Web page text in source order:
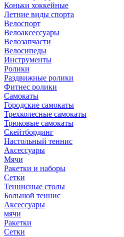
Коньки хоккейные
Летние виды спорта
Велоспорт
Велоаксессуары
Велозапчасти
Велосипеды
Инструменты
Ролики
Раздвижные ролики
Фитнес ролики
Самокаты
Городские самокаты
Трехколесные самокаты
Трюковые самокаты
Скейтбординг
Настольный теннис
Аксессуары
Мячи
Ракетки и наборы
Сетки
Теннисные столы
Большой теннис
Аксессуары
мячи
Ракетки
Сетки